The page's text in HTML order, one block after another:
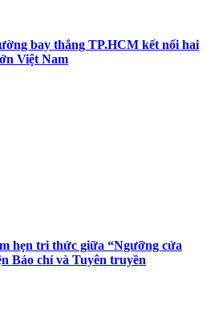
bay thẳng TP.HCM kết nối hai
Việt Nam
hẹn tri thức giữa “Ngưỡng cửa
Báo chí và Tuyên truyền